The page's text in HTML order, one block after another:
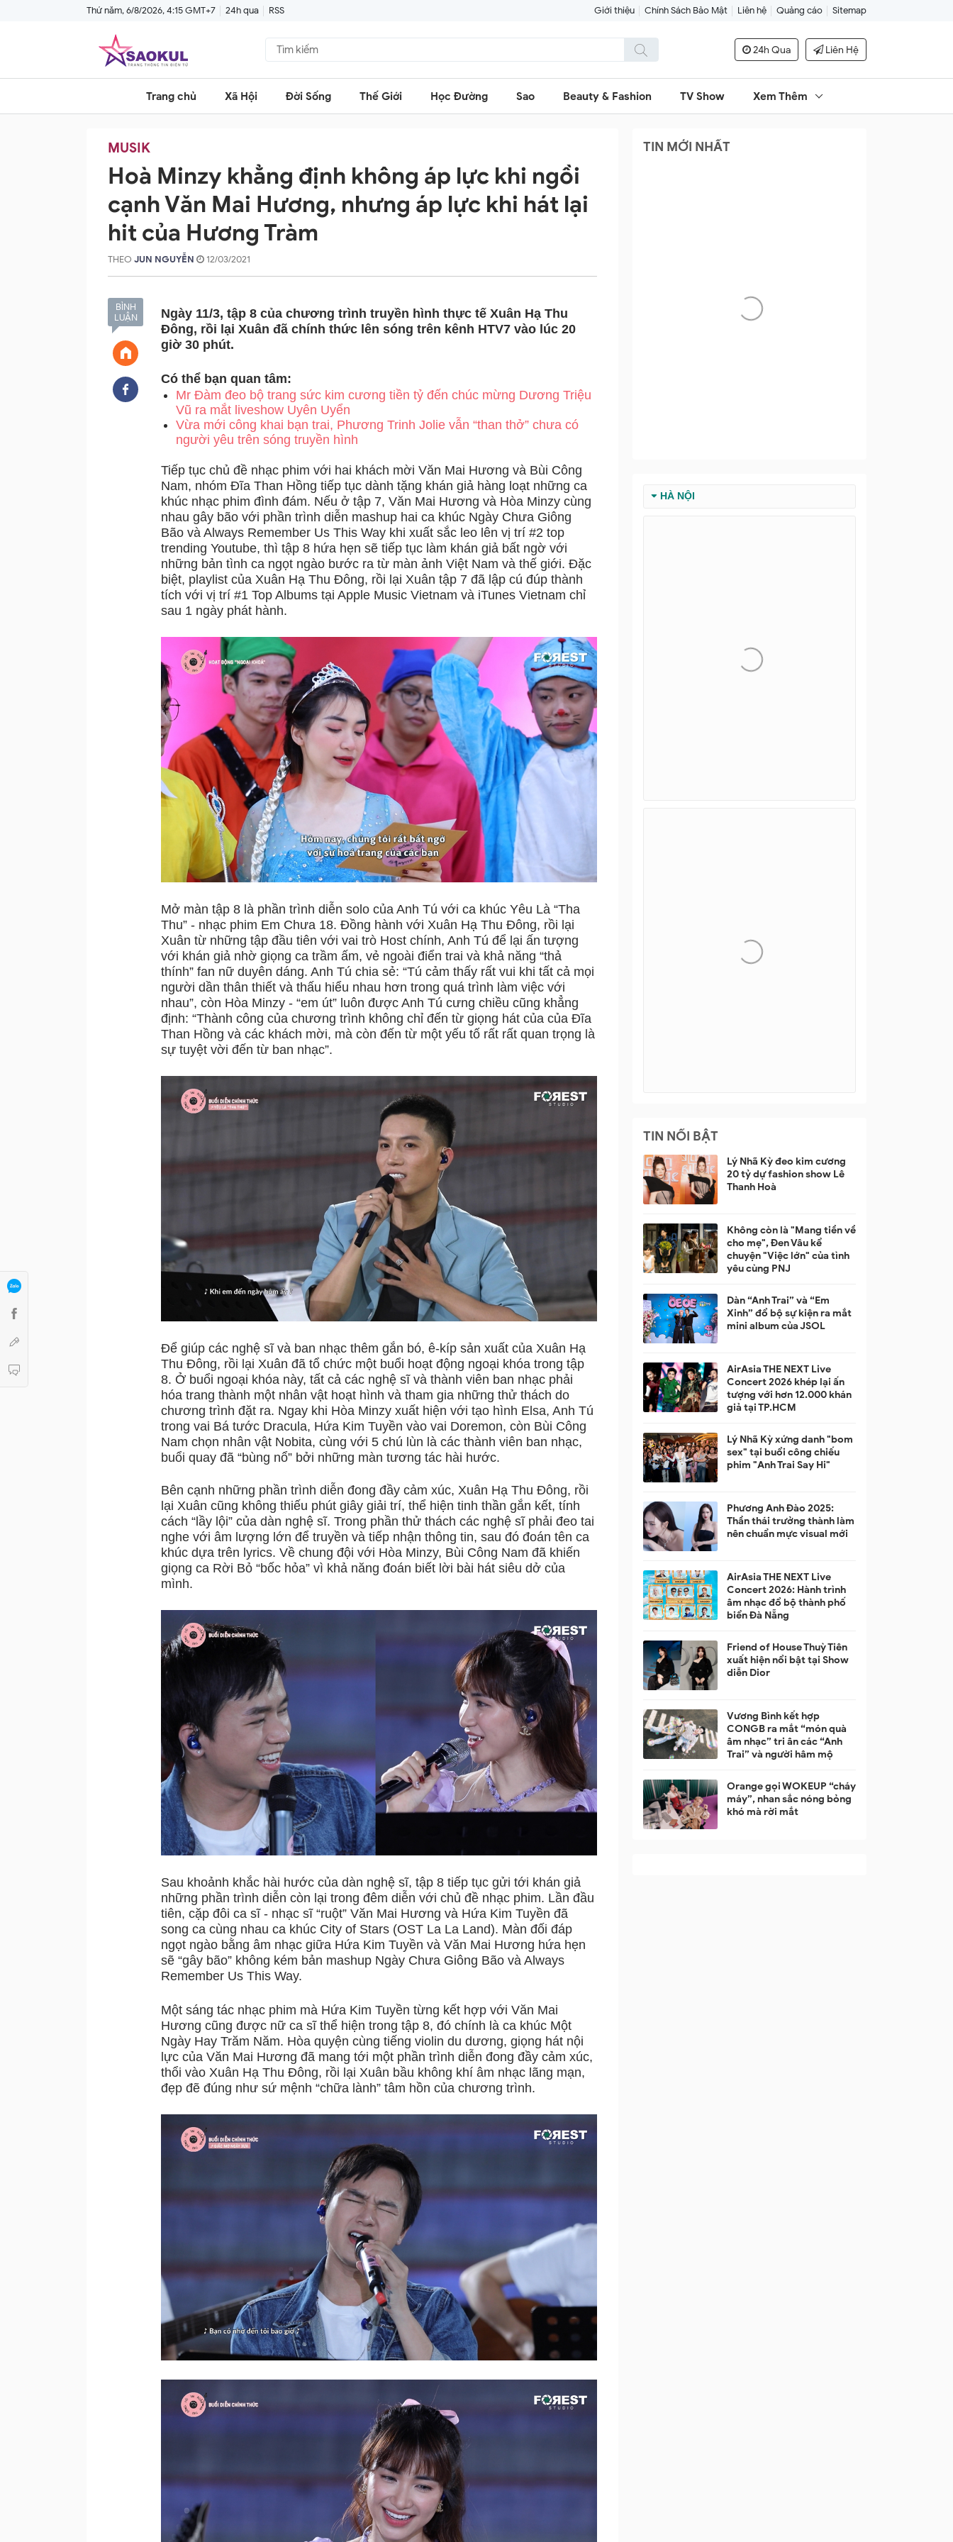
Thứ năm, 6/8/2026, 4:15 GMT+7 24h qua RSS Giới thiệu Chính Sách Bảo Mật Liên hệ Quảng cáo Sitemap
24h Qua Liên Hệ
Trang chủ Xã Hội Đời Sống Thế Giới Học Đường Sao Beauty & Fashion TV Show Xem Thêm
MUSIK
Hoà Minzy khẳng định không áp lực khi ngồi
cạnh Văn Mai Hương, nhưng áp lực khi hát lại
hit của Hương Tràm
THEO JUN NGUYỄN 12/03/2021
BÌNH
LUẬN
Ngày 11/3, tập 8 của chương trình truyền hình thực tế Xuân Hạ Thu
Đông, rồi lại Xuân đã chính thức lên sóng trên kênh HTV7 vào lúc 20
giờ 30 phút.
Có thể bạn quan tâm:
Mr Đàm đeo bộ trang sức kim cương tiền tỷ đến chúc mừng Dương Triệu
Vũ ra mắt liveshow Uyên Uyển
Vừa mới công khai bạn trai, Phương Trinh Jolie vẫn “than thở” chưa có
người yêu trên sóng truyền hình
Tiếp tục chủ đề nhạc phim với hai khách mời Văn Mai Hương và Bùi Công
Nam, nhóm Đĩa Than Hồng tiếp tục dành tặng khán giả hàng loạt những ca
khúc nhạc phim đình đám. Nếu ở tập 7, Văn Mai Hương và Hòa Minzy cùng
nhau gây bão với phần trình diễn mashup hai ca khúc Ngày Chưa Giông
Bão và Always Remember Us This Way khi xuất sắc leo lên vị trí #2 top
trending Youtube, thì tập 8 hứa hẹn sẽ tiếp tục làm khán giả bất ngờ với
những bản tình ca ngọt ngào bước ra từ màn ảnh Việt Nam và thế giới. Đặc
biệt, playlist của Xuân Hạ Thu Đông, rồi lại Xuân tập 7 đã lập cú đúp thành
tích với vị trí #1 Top Albums tại Apple Music Vietnam và iTunes Vietnam chỉ
sau 1 ngày phát hành.
Mở màn tập 8 là phần trình diễn solo của Anh Tú với ca khúc Yêu Là “Tha
Thu” - nhạc phim Em Chưa 18. Đồng hành với Xuân Hạ Thu Đông, rồi lại
Xuân từ những tập đầu tiên với vai trò Host chính, Anh Tú để lại ấn tượng
với khán giả nhờ giọng ca trầm ấm, vẻ ngoài điển trai và khả năng “thả
thính” fan nữ duyên dáng. Anh Tú chia sẻ: “Tú cảm thấy rất vui khi tất cả mọi
người dần thân thiết và thấu hiểu nhau hơn trong quá trình làm việc với
nhau”, còn Hòa Minzy - “em út” luôn được Anh Tú cưng chiều cũng khẳng
định: “Thành công của chương trình không chỉ đến từ giọng hát của của Đĩa
Than Hồng và các khách mời, mà còn đến từ một yếu tố rất rất quan trọng là
sự tuyệt vời đến từ ban nhạc”.
Để giúp các nghệ sĩ và ban nhạc thêm gắn bó, ê-kíp sản xuất của Xuân Hạ
Thu Đông, rồi lại Xuân đã tổ chức một buổi hoạt động ngoại khóa trong tập
8. Ở buổi ngoại khóa này, tất cả các nghệ sĩ và thành viên ban nhạc phải
hóa trang thành một nhân vật hoạt hình và tham gia những thử thách do
chương trình đặt ra. Ngay khi Hòa Minzy xuất hiện với tạo hình Elsa, Anh Tú
trong vai Bá tước Dracula, Hứa Kim Tuyền vào vai Doremon, còn Bùi Công
Nam chọn nhân vật Nobita, cùng với 5 chú lùn là các thành viên ban nhạc,
buổi quay đã “bùng nổ” bởi những màn tương tác hài hước.
Bên cạnh những phần trình diễn đong đầy cảm xúc, Xuân Hạ Thu Đông, rồi
lại Xuân cũng không thiếu phút giây giải trí, thể hiện tinh thần gắn kết, tính
cách “lầy lội” của dàn nghệ sĩ. Trong phần thử thách các nghệ sĩ phải đeo tai
nghe với âm lượng lớn để truyền và tiếp nhận thông tin, sau đó đoán tên ca
khúc dựa trên lyrics. Về chung đội với Hòa Minzy, Bùi Công Nam đã khiến
giọng ca Rời Bỏ “bốc hỏa” vì khả năng đoán biết lời bài hát siêu dở của
mình.
Sau khoảnh khắc hài hước của dàn nghệ sĩ, tập 8 tiếp tục gửi tới khán giả
những phần trình diễn còn lại trong đêm diễn với chủ đề nhạc phim. Lần đầu
tiên, cặp đôi ca sĩ - nhạc sĩ “ruột” Văn Mai Hương và Hứa Kim Tuyền đã
song ca cùng nhau ca khúc City of Stars (OST La La Land). Màn đối đáp
ngọt ngào bằng âm nhạc giữa Hứa Kim Tuyền và Văn Mai Hương hứa hẹn
sẽ “gây bão” không kém bản mashup Ngày Chưa Giông Bão và Always
Remember Us This Way.
Một sáng tác nhạc phim mà Hứa Kim Tuyền từng kết hợp với Văn Mai
Hương cũng được nữ ca sĩ thể hiện trong tập 8, đó chính là ca khúc Một
Ngày Hay Trăm Năm. Hòa quyện cùng tiếng violin du dương, giọng hát nội
lực của Văn Mai Hương đã mang tới một phần trình diễn đong đầy cảm xúc,
thổi vào Xuân Hạ Thu Đông, rồi lại Xuân bầu không khí âm nhạc lãng mạn,
đẹp đẽ đúng như sứ mệnh “chữa lành” tâm hồn của chương trình.
TIN MỚI NHẤT
HÀ NỘI
TIN NỔI BẬT
Lý Nhã Kỳ đeo kim cương
20 tỷ dự fashion show Lê
Thanh Hoà
Không còn là "Mang tiền về
cho mẹ", Đen Vâu kể
chuyện "Việc lớn" của tình
yêu cùng PNJ
Dàn “Anh Trai” và “Em
Xinh” đổ bộ sự kiện ra mắt
mini album của JSOL
AirAsia THE NEXT Live
Concert 2026 khép lại ấn
tượng với hơn 12.000 khán
giả tại TP.HCM
Lý Nhã Kỳ xứng danh "bom
sex" tại buổi công chiếu
phim "Anh Trai Say Hi"
Phương Anh Đào 2025:
Thần thái trưởng thành làm
nên chuẩn mực visual mới
AirAsia THE NEXT Live
Concert 2026: Hành trình
âm nhạc đổ bộ thành phố
biển Đà Nẵng
Friend of House Thuỳ Tiên
xuất hiện nổi bật tại Show
diễn Dior
Vương Bình kết hợp
CONGB ra mắt “món quà
âm nhạc” tri ân các “Anh
Trai” và người hâm mộ
Orange gọi WOKEUP “cháy
máy”, nhan sắc nóng bỏng
khó mà rời mắt